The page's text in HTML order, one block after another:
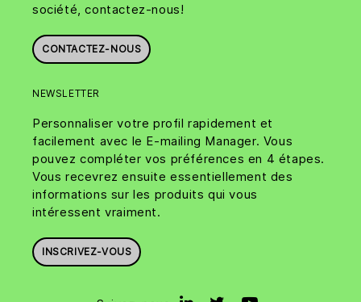
société, contactez-nous!
CONTACTEZ-NOUS
NEWSLETTER
Personnaliser votre profil rapidement et
facilement avec le E-mailing Manager. Vous
pouvez compléter vos préférences en 4 étapes.
Vous recevrez ensuite essentiellement des
informations sur les produits qui vous
intéressent vraiment.
INSCRIVEZ-VOUS